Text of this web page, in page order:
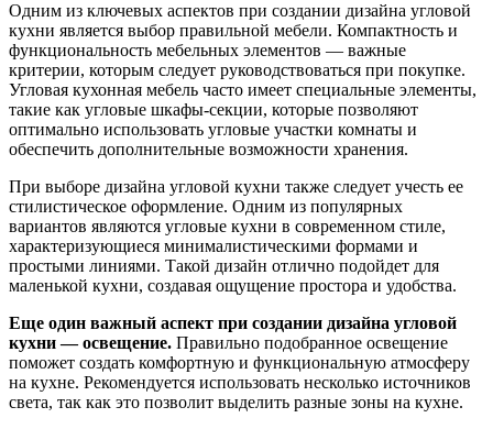
Одним из ключевых аспектов при создании дизайна угловой
кухни является выбор правильной мебели. Компактность и
функциональность мебельных элементов — важные
критерии, которым следует руководствоваться при покупке.
Угловая кухонная мебель часто имеет специальные элементы,
такие как угловые шкафы-секции, которые позволяют
оптимально использовать угловые участки комнаты и
обеспечить дополнительные возможности хранения.
При выборе дизайна угловой кухни также следует учесть ее
стилистическое оформление. Одним из популярных
вариантов являются угловые кухни в современном стиле,
характеризующиеся минималистическими формами и
простыми линиями. Такой дизайн отлично подойдет для
маленькой кухни, создавая ощущение простора и удобства.
Еще один важный аспект при создании дизайна угловой
кухни — освещение. Правильно подобранное освещение
поможет создать комфортную и функциональную атмосферу
на кухне. Рекомендуется использовать несколько источников
света, так как это позволит выделить разные зоны на кухне.